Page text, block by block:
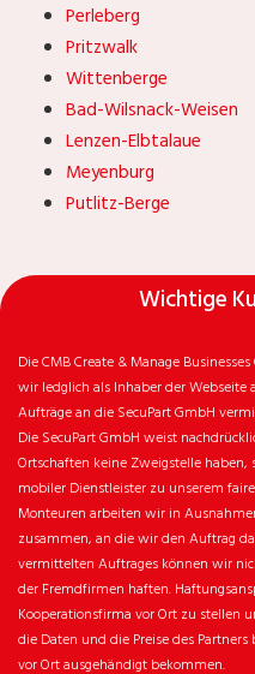
Perleberg
Pritzwalk
Wittenberge
Bad-Wilsnack-Weisen
Lenzen-Elbtalaue
Meyenburg
Putlitz-Berge
Wichtige
Die CMB Create & Manage
wir ledglich als Inhaber der
Aufträge an die SecuPart GmbH
Die SecuPart GmbH weist
Ortschaften keine Zweigstelle
mobiler Dienstleister zu unserem
Monteuren arbeiten wir in
zusammen, an die wir den Auftrag
vermittelten Auftrages können wir
der Fremdfirmen haften.
Kooperationsfirma vor Ort zu stellen
die Daten und die Preise des
vor Ort ausgehändigt bekommen.